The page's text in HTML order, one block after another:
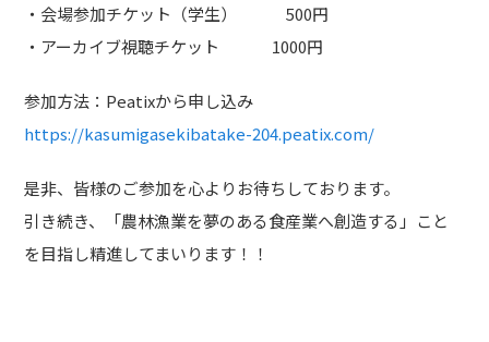
・会場参加チケット（学生）
500円
・アーカイブ視聴チケット
1000円
参加方法： Peatixから申し込み
https://kasumigasekibatake-204.peatix.com/
是非、皆様のご参加を心よりお待ちしております。
引き続き、「農林漁業を夢のある食産業へ創造する」こと
を目指し精進してまいります！！